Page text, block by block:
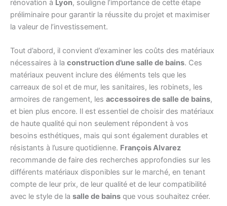
rénovation à Lyon, souligne l’importance de cette étape
préliminaire pour garantir la réussite du projet et maximiser
la valeur de l’investissement.
Tout d’abord, il convient d’examiner les coûts des matériaux
nécessaires à la construction d’une salle de bains. Ces
matériaux peuvent inclure des éléments tels que les
carreaux de sol et de mur, les sanitaires, les robinets, les
armoires de rangement, les accessoires de salle de bains,
et bien plus encore. Il est essentiel de choisir des matériaux
de haute qualité qui non seulement répondent à vos
besoins esthétiques, mais qui sont également durables et
résistants à l’usure quotidienne. François Alvarez
recommande de faire des recherches approfondies sur les
différents matériaux disponibles sur le marché, en tenant
compte de leur prix, de leur qualité et de leur compatibilité
avec le style de la salle de bains que vous souhaitez créer.